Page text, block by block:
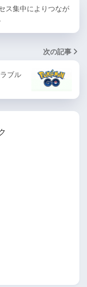
ス集中によりつなが
次の記事
ブル